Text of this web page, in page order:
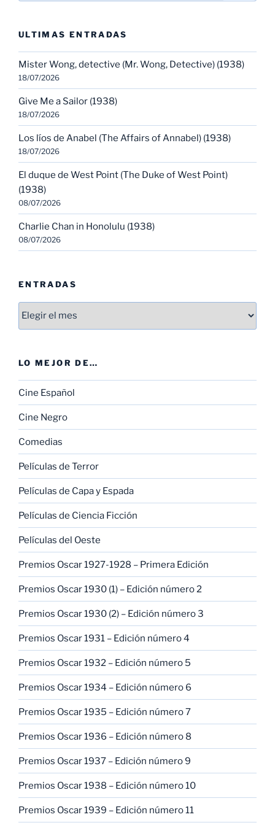
ULTIMAS ENTRADAS
Mister Wong, detective (Mr. Wong, Detective) (1938)
18/07/2026
Give Me a Sailor (1938)
18/07/2026
Los líos de Anabel (The Affairs of Annabel) (1938)
18/07/2026
El duque de West Point (The Duke of West Point)
(1938)
08/07/2026
Charlie Chan in Honolulu (1938)
08/07/2026
ENTRADAS
Entradas
LO MEJOR DE…
Cine Español
Cine Negro
Comedias
Películas de Terror
Películas de Capa y Espada
Películas de Ciencia Ficción
Películas del Oeste
Premios Oscar 1927-1928 – Primera Edición
Premios Oscar 1930 (1) – Edición número 2
Premios Oscar 1930 (2) – Edición número 3
Premios Oscar 1931 – Edición número 4
Premios Oscar 1932 – Edición número 5
Premios Oscar 1934 – Edición número 6
Premios Oscar 1935 – Edición número 7
Premios Oscar 1936 – Edición número 8
Premios Oscar 1937 – Edición número 9
Premios Oscar 1938 – Edición número 10
Premios Oscar 1939 – Edición número 11